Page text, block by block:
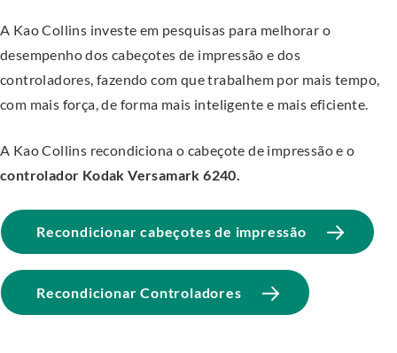
A Kao Collins investe em pesquisas para melhorar o
desempenho dos cabeçotes de impressão e dos
controladores, fazendo com que trabalhem por mais tempo,
com mais força, de forma mais inteligente e mais eficiente.
A Kao Collins recondiciona o cabeçote de impressão e o
controlador Kodak Versamark 6240.
Recondicionar cabeçotes de impressão
Recondicionar Controladores